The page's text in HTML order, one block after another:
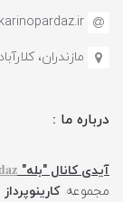
مازندران،
درباره ما :
آیدی کانال "بله"
مجموعهکارینوپرداز